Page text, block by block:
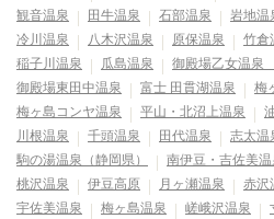
観音温泉
田牛温泉 石部温泉 岩地温
冷川温泉
八木沢温泉 原保温泉 竹倉
稲子川温泉
瓜島温泉
御殿場乙女温泉
御殿場東田中温泉
富士 田貫湖温泉 梅
梅ヶ島コンヤ温泉
平山・北沼上温泉
川根温泉
千頭温泉 田代温泉 志太温
駒の湯温泉（静岡県）
南伊豆・吉佐美温
桃沢温泉
伊豆高原 月ヶ瀬温泉 赤沢
宇佐美温泉
梅ヶ島温泉 嵯峨沢温泉